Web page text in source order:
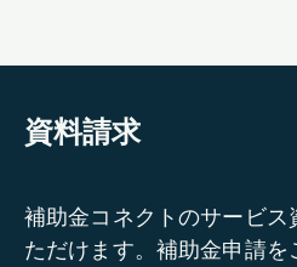
資料請求
補助金コネクトのサービス
ただけます。補助金申請